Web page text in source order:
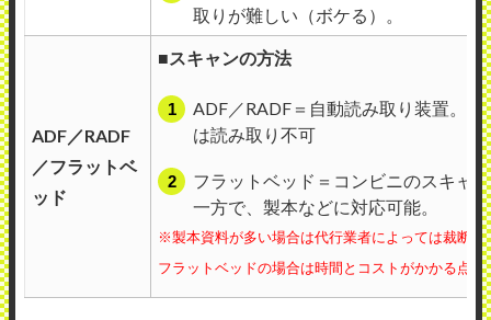
取りが難しい（ボケる）。
ADF／RADF
／フラットベ
ッド
■スキャンの方法
ADF／RADF＝自動読み取り装置。
は読み取り不可
フラットベッド＝コンビニのスキャ
一方で、製本などに対応可能。
※製本資料が多い場合は代行業者によっては裁断
フラットベッドの場合は時間とコストがかかる点に